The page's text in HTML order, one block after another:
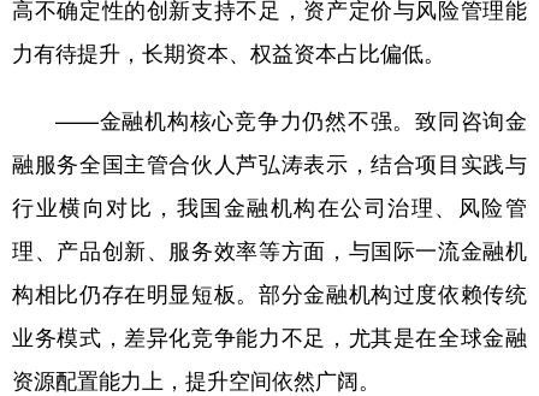
高不确定性的创新支持不足，资产定价与风险管理能
力有待提升，长期资本、权益资本占比偏低。
——金融机构核心竞争力仍然不强。致同咨询金
融服务全国主管合伙人芦弘涛表示，结合项目实践与
行业横向对比，我国金融机构在公司治理、风险管
理、产品创新、服务效率等方面，与国际一流金融机
构相比仍存在明显短板。部分金融机构过度依赖传统
业务模式，差异化竞争能力不足，尤其是在全球金融
资源配置能力上，提升空间依然广阔。